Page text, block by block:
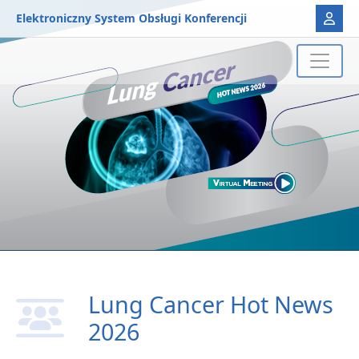
Elektroniczny System Obsługi Konferencji
Lung Cancer Hot News
2026